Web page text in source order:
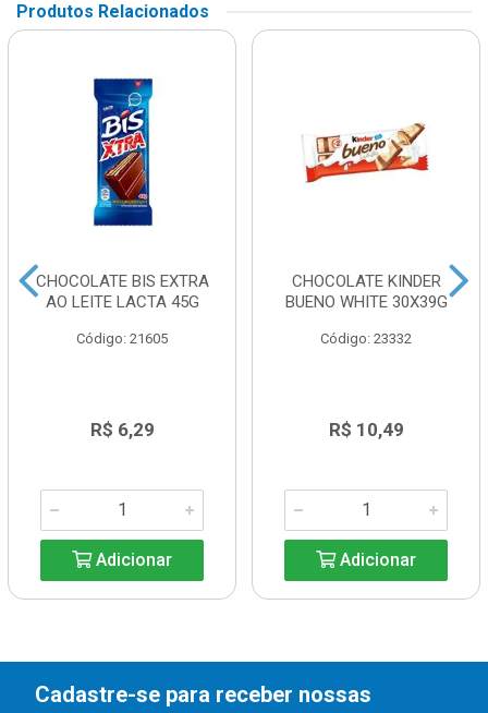
Produtos Relacionados
CHOCOLATE BIS EXTRA
AO LEITE LACTA 45G
Código: 21605
R$ 6,29
Adicionar
CHOCOLATE KINDER
BUENO WHITE 30X39G
Código: 23332
R$ 10,49
Adicionar
Cadastre-se para receber nossas